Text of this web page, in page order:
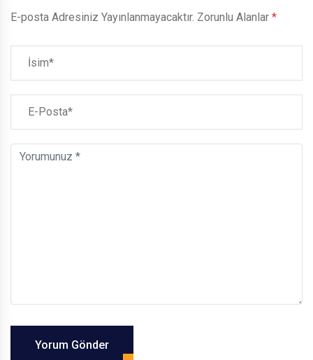
E-posta Adresiniz Yayınlanmayacaktır. Zorunlu Alanlar *
Yorum Gönder